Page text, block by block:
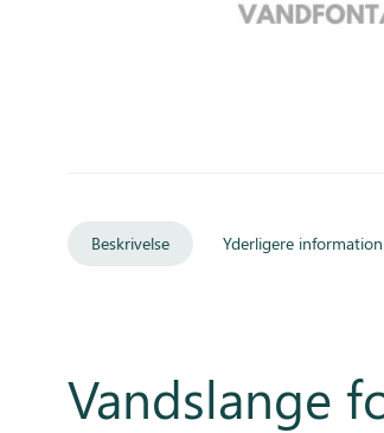
Beskrivelse Yderligere information
Vandslange